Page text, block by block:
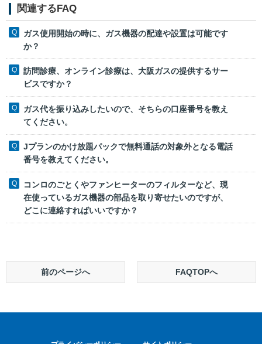
関連するFAQ
ガス使用開始の時に、ガス機器の配達や設置は可能です
か？
訪問診療、オンライン診療は、大阪ガスの提供するサー
ビスですか？
ガス代を振り込みしたいので、そちらの口座番号を教え
てください。
Jプランのかけ放題パックで無料通話の対象外となる電話
番号を教えてください。
コンロのごとくやファンヒーターのフィルターなど、現
在使っているガス機器の部品を取り寄せたいのですが、
どこに連絡すればいいですか？
前のページへ FAQTOPへ